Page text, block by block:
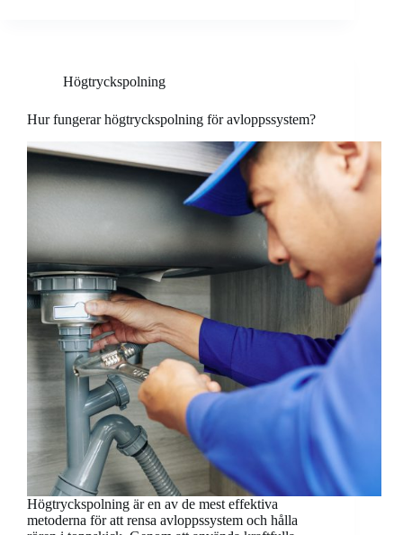
Högtryckspolning
Hur fungerar högtryckspolning för avloppssystem?
Högtryckspolning är en av de mest effektiva
metoderna för att rensa avloppssystem och hålla